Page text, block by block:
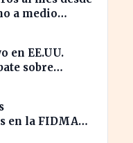
a medio
en EE.UU.
sobre
en la FIDMA